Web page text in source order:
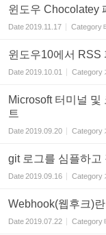
윈도우 Chocolatey
Date2019.11.17 Category
윈도우10에서 RSS
Date2019.10.01 Category
Microsoft 터미널
트
Date2019.09.20 Category
git 로그를 심플하고
Date2019.09.16 Category
Webhook(웹후크)
Date2019.07.22 Category